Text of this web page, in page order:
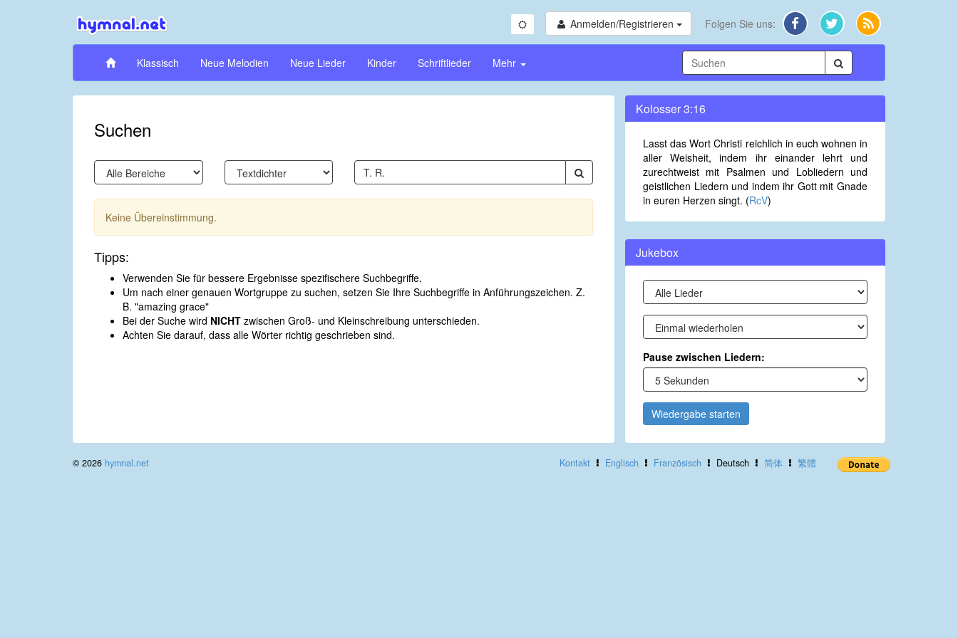
Anmelden/Registrieren Folgen Sie uns:
Klassisch Neue Melodien Neue Lieder Kinder Schriftlieder Mehr
Suchen
Keine Übereinstimmung.
Tipps:
Verwenden Sie für bessere Ergebnisse spezifischere Suchbegriffe.
Um nach einer genauen Wortgruppe zu suchen, setzen Sie Ihre Suchbegriffe in Anführungszeichen. Z.
B. "amazing grace"
Bei der Suche wird NICHT zwischen Groß- und Kleinschreibung unterschieden.
Achten Sie darauf, dass alle Wörter richtig geschrieben sind.
Kolosser 3:16
Lasst das Wort Christi reichlich in euch wohnen in
aller Weisheit, indem ihr einander lehrt und
zurechtweist mit Psalmen und Lobliedern und
geistlichen Liedern und indem ihr Gott mit Gnade
in euren Herzen singt. (RcV)
Jukebox
Pause zwischen Liedern:
Wiedergabe starten
Kontakt Englisch Französisch Deutsch 简体 繁體
© 2026 hymnal.net